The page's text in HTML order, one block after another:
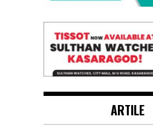
ARTILE